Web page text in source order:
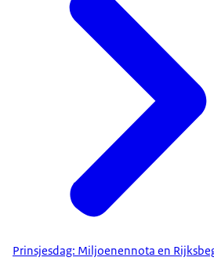
Prinsjesdag: Miljoenennota en